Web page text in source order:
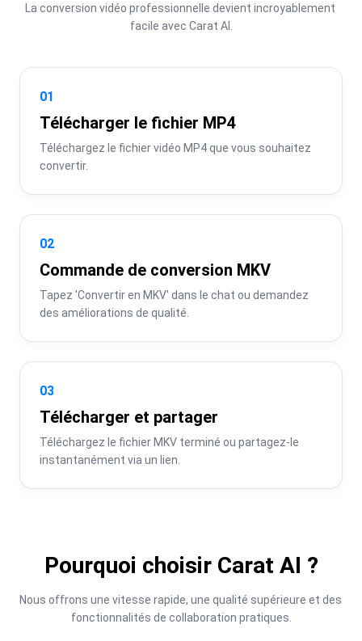
La conversion vidéo professionnelle devient incroyablement
facile avec Carat AI.
01
Télécharger le fichier MP4
Téléchargez le fichier vidéo MP4 que vous souhaitez
convertir.
02
Commande de conversion MKV
Tapez 'Convertir en MKV' dans le chat ou demandez
des améliorations de qualité.
03
Télécharger et partager
Téléchargez le fichier MKV terminé ou partagez-le
instantanément via un lien.
Pourquoi choisir Carat AI ?
Nous offrons une vitesse rapide, une qualité supérieure et des
fonctionnalités de collaboration pratiques.